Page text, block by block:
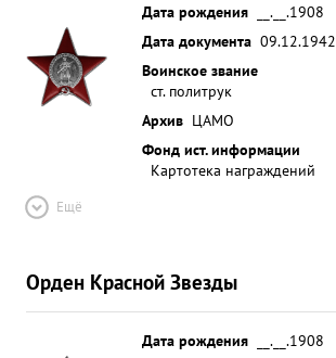
Дата рождения
__.__.1908
Дата документа 09.12.1942
Воинское звание
ст. политрук
Архив ЦАМО
Фонд ист. информации
Картотека награждений
Ещё
Орден Красной Звезды
Дата рождения
__.__.1908